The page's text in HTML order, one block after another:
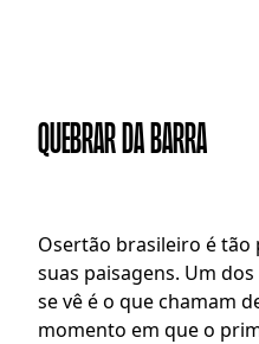
QUEBRAR DA BARRA
Osertão brasileiro é
suas paisagens. Um
se vê é o que chamam
momento em que o